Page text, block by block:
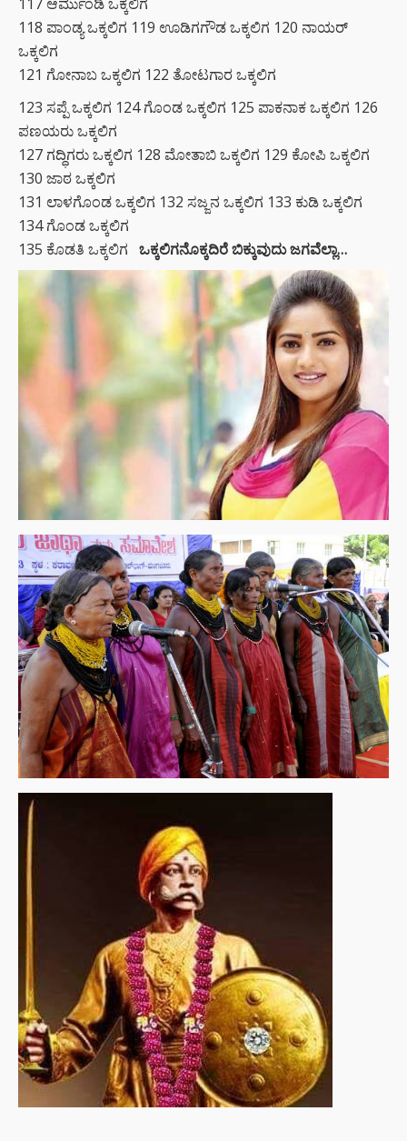
118 ಪಾಂಡ್ಯ ಒಕ್ಕಲಿಗ 119 ಊಡಿಗಗೌಡ ಒಕ್ಕಲಿಗ 120 ನಾಯರ್
ಒಕ್ಕಲಿಗ
121 ಗೋನಾಬ ಒಕ್ಕಲಿಗ 122 ತೋಟಗಾರ ಒಕ್ಕಲಿಗ
123 ಸಪ್ಪೆ ಒಕ್ಕಲಿಗ 124 ಗೊಂಡ ಒಕ್ಕಲಿಗ 125 ಪಾಕನಾಕ ಒಕ್ಕಲಿಗ 126
ಪಣಯರು ಒಕ್ಕಲಿಗ
127 ಗದ್ಧಿಗರು ಒಕ್ಕಲಿಗ 128 ಮೋತಾಬಿ ಒಕ್ಕಲಿಗ 129 ಕೋಪಿ ಒಕ್ಕಲಿಗ
130 ಜಾಠ ಒಕ್ಕಲಿಗ
131 ಲಾಳಗೊಂಡ ಒಕ್ಕಲಿಗ 132 ಸಜ್ಜನ ಒಕ್ಕಲಿಗ 133 ಕುಡಿ ಒಕ್ಕಲಿಗ
134 ಗೊಂಡ ಒಕ್ಕಲಿಗ
135 ಕೊಡತಿ ಒಕ್ಕಲಿಗ ಒಕ್ಕಲಿಗನೊಕ್ಕದಿರೆ ಬಿಕ್ಕುವುದು ಜಗವೆಲ್ಲಾ…